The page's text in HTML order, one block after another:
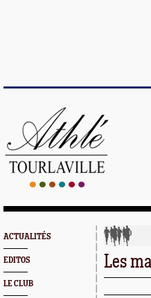
ACTUALITÉS
EDITOS
LE CLUB
Les